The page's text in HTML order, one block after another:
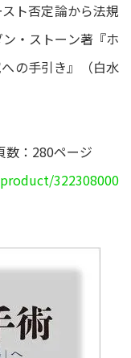
ト否定論から法規
・ストーン著『ホ
の手引き』（白水
数：280ページ
322308000